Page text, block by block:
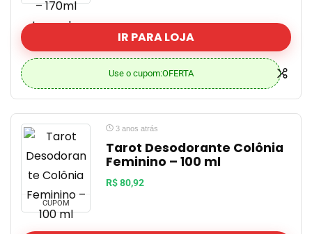
IR PARA LOJA
Use o cupom:OFERTA
CUPOM
3 anos atrás
Tarot Desodorante Colônia
Feminino – 100 ml
R$ 80,92